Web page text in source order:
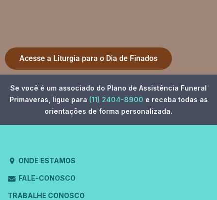
Acesse a Liturgia para o Dia de Finados
Se você é um associado do Plano de Assistência Funeral
Primaveras, ligue para (11) 2404-8900 e receba todas as
orientações de forma personalizada.
ONDE ESTAMOS
FALE-CONOSCO
TRABALHE CONOSCO